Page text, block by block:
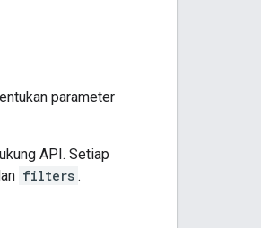
parameter
API. Setiap
filters .